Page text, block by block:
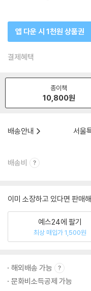
앱 다운 시 1천원 상품권
결제혜택
종이책
10,800원
배송안내
서울
배송비
이미 소장하고 있다면 판매
예스24에 팔기
최상 매입가 1,500원
해외배송 가능
문화비소득공제 가능